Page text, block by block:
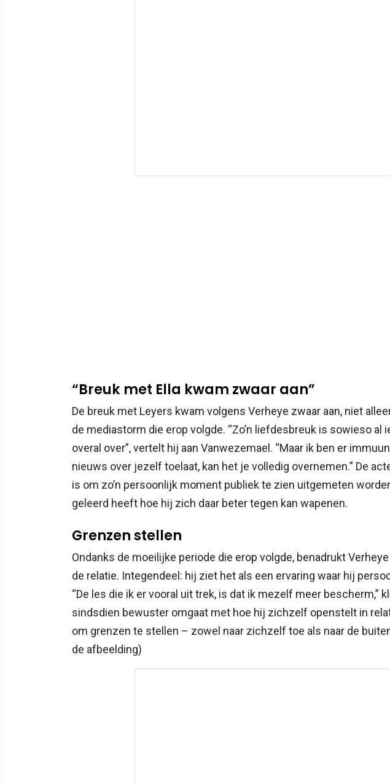
“Breuk met Ella kwam zwaar aan”
De breuk met Leyers kwam volgens Verheye zwaar aan, niet
de mediastorm die erop volgde. “Zo’n liefdesbreuk is sowieso al
overal over”, vertelt hij aan Vanwezemael. “Maar ik ben er
nieuws over jezelf toelaat, kan het je volledig overnemen.” De
is om zo’n persoonlijk moment publiek te zien uitgemeten
geleerd heeft hoe hij zich daar beter tegen kan wapenen.
Grenzen stellen
Ondanks de moeilijke periode die erop volgde, benadrukt
de relatie. Integendeel: hij ziet het als een ervaring waar hij
“De les die ik er vooral uit trek, is dat ik mezelf meer bescherm,”
sindsdien bewuster omgaat met hoe hij zichzelf openstelt in
om grenzen te stellen – zowel naar zichzelf toe als naar de
de afbeelding)